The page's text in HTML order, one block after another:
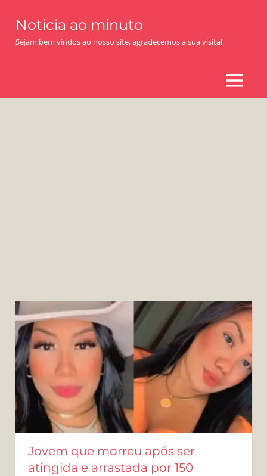
content
Noticia ao minuto
Sejam bem vindos ao nosso site, agradecemos a sua visita!
MENU
Jovem que morreu após ser
atingida e arrastada por 150